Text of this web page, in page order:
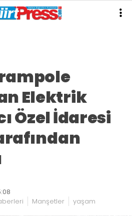
Elektrik
Özel İdaresi
Manşetler yaşam